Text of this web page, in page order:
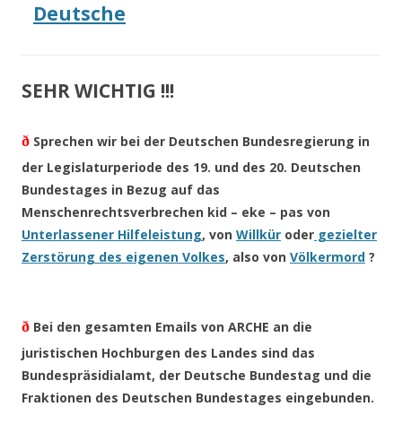
Deutsche
SEHR WICHTIG !!!
ð Sprechen wir bei der Deutschen Bundesregierung in
der Legislaturperiode des 19. und des 20. Deutschen
Bundestages in Bezug auf das
Menschenrechtsverbrechen kid – eke – pas von
Unterlassener Hilfeleistung, von Willkür oder gezielter
Zerstörung des eigenen Volkes, also von Völkermord ?
ð Bei den gesamten Emails von ARCHE an die
juristischen Hochburgen des Landes sind das
Bundespräsidialamt, der Deutsche Bundestag und die
Fraktionen des Deutschen Bundestages eingebunden.